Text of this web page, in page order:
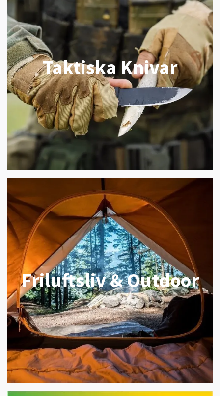
Taktiska Knivar
Friluftsliv & Outdoor